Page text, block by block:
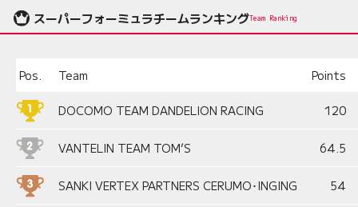
スーパーフォーミュラチームランキングTeam Ranking
Pos. Team Points
DOCOMO TEAM DANDELION RACING 120
VANTELIN TEAM TOM’S 64.5
SANKI VERTEX PARTNERS CERUMO･INGING 54